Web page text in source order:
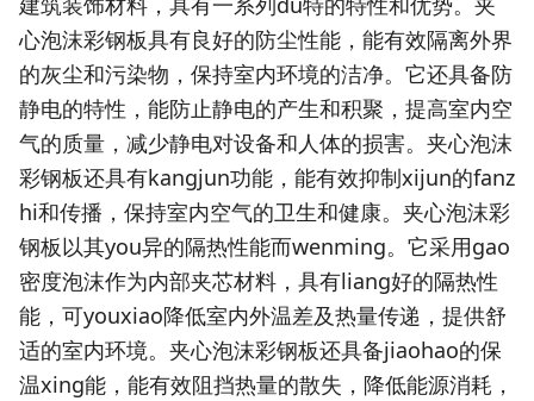
心泡沫彩钢板具有良好的防尘性能，能有效隔离外界
的灰尘和污染物，保持室内环境的洁净。它还具备防
静电的特性，能防止静电的产生和积聚，提高室内空
气的质量，减少静电对设备和人体的损害。夹心泡沫
彩钢板还具有kangjun功能，能有效抑制xijun的fanz
hi和传播，保持室内空气的卫生和健康。夹心泡沫彩
钢板以其you异的隔热性能而wenming。它采用gao
密度泡沫作为内部夹芯材料，具有liang好的隔热性
能，可youxiao降低室内外温差及热量传递，提供舒
适的室内环境。夹心泡沫彩钢板还具备jiaohao的保
温xing能，能有效阻挡热量的散失，降低能源消耗，